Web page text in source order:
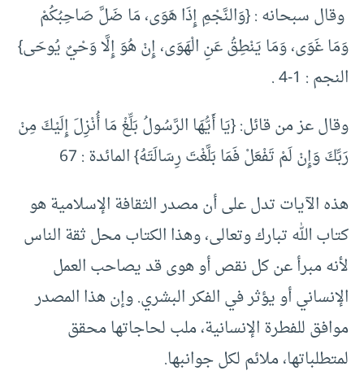
وقال سبحانه : {وَالنَّجْمِ إِذَا هَوَى، مَا ضَلَّ صَاحِبُكُمْ
وَمَا غَوَى، وَمَا يَنْطِقُ عَنِ الْهَوَى، إِنْ هُوَ إِلَّا وَحْيٌ يُوحَى}
النجم : 1-4 .
وقال عز من قائل: {يَا أَيُّهَا الرَّسُولُ بَلِّغْ مَا أُنْزِلَ إِلَيْكَ مِنْ
رَبِّكَ وَإِنْ لَمْ تَفْعَلْ فَمَا بَلَّغْتَ رِسَالَتَهُ} المائدة : 67
هذه الآيات تدل على أن مصدر الثقافة الإسلامية هو
كتاب الله تبارك وتعالى، وهذا الكتاب محل ثقة الناس
لأنه مبرأ عن كل نقص أو هوى قد يصاحب العمل
الإنساني أو يؤثر في الفكر البشري. وإن هذا المصدر
موافق للفطرة الإنسانية، ملب لحاجاتها محقق
لمتطلباتها، ملائم لكل جوانبها.